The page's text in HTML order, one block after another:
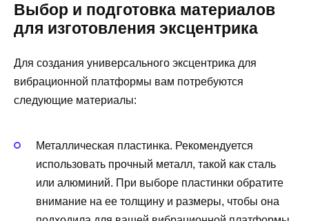
Выбор и подготовка материалов
для изготовления эксцентрика
Для создания универсального эксцентрика для
вибрационной платформы вам потребуются
следующие материалы:
Металлическая пластинка. Рекомендуется
использовать прочный металл, такой как сталь
или алюминий. При выборе пластинки обратите
внимание на ее толщину и размеры, чтобы она